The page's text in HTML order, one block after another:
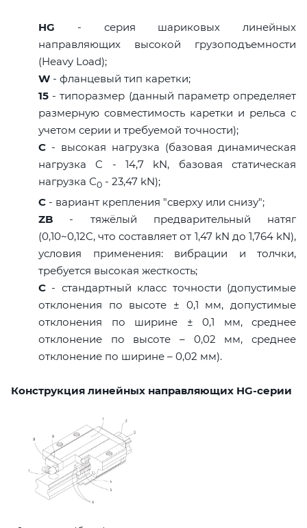
HG - серия шариковых линейных
направляющих высокой грузоподъемности
(Heavy Load);
W - фланцевый тип каретки;
15 - типоразмер (данный параметр определяет
размерную совместимость каретки и рельса с
учетом серии и требуемой точности);
C - высокая нагрузка (базовая динамическая
нагрузка C - 14,7 kN, базовая статическая
нагрузка С0 - 23,47 kN);
C - вариант крепления "сверху или снизу";
ZB - тяжёлый предварительный натяг
(0,10~0,12C, что составляет от 1,47 kN до 1,764 kN),
условия применения: вибрации и толчки,
требуется высокая жесткость;
C - стандартный класс точности (допустимые
отклонения по высоте ± 0,1 мм, допустимые
отклонения по ширине ± 0,1 мм, среднее
отклонение по высоте – 0,02 мм, среднее
отклонение по ширине – 0,02 мм).
Конструкция линейных направляющих HG-серии